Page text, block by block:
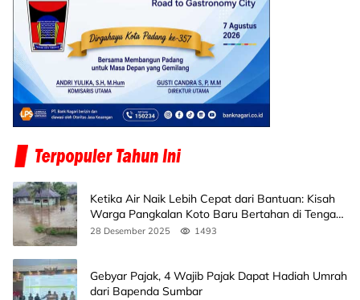
Ketika Air Naik Lebih Cepat dari Bantuan: Kisah
Warga Pangkalan Koto Baru Bertahan di Tengah
Banjir
28 Desember 2025 1493
Gebyar Pajak, 4 Wajib Pajak Dapat Hadiah Umrah
dari Bapenda Sumbar